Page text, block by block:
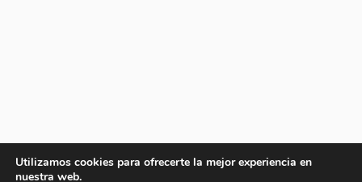
Utilizamos cookies para ofrecerte la mejor experiencia en
nuestra web.